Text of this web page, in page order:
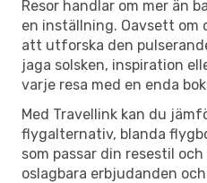
Resor handlar om mer än
en inställning. Oavsett om
att utforska den
jaga solsken, inspiration
varje resa med en enda
Med Travellink kan du
flygalternativ, blanda
som passar din resestil
oslagbara erbjudanden